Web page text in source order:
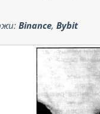
Binance, Bybit